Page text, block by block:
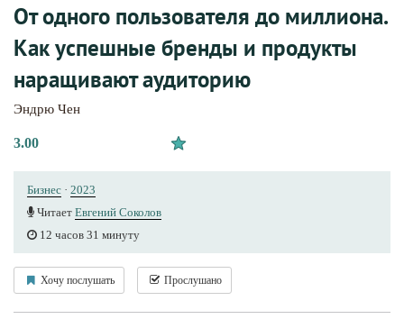
От одного пользователя до миллиона.
Как успешные бренды и продукты
наращивают аудиторию
Эндрю Чен
3.00
Бизнес · 2023
Читает Евгений Соколов
12 часов 31 минуту
Хочу послушать Прослушано